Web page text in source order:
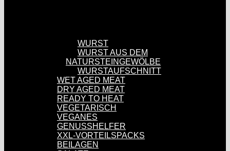
WURST
WURST AUS DEM
NATURSTEINGEWÖLBE
WURSTAUFSCHNITT
WET AGED MEAT
DRY AGED MEAT
READY TO HEAT
VEGETARISCH
VEGANES
GENUSSHELFER
XXL-VORTEILSPACKS
BEILAGEN